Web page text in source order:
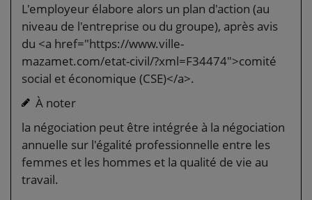
L'employeur élabore alors un plan d'action (au
niveau de l'entreprise ou du groupe), après avis
du <a href="https://www.ville-
mazamet.com/etat-civil/?xml=F34474">comité
social et économique (CSE)</a>.
À noter
la négociation peut être intégrée à la négociation
annuelle sur l'égalité professionnelle entre les
femmes et les hommes et la qualité de vie au
travail.